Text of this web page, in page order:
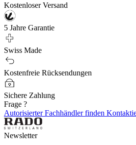
Kostenloser Versand
5 Jahre Garantie
Swiss Made
Kostenfreie Rücksendungen
Sichere Zahlung
Frage ?
Autorisierter Fachhändler finden
Newsletter